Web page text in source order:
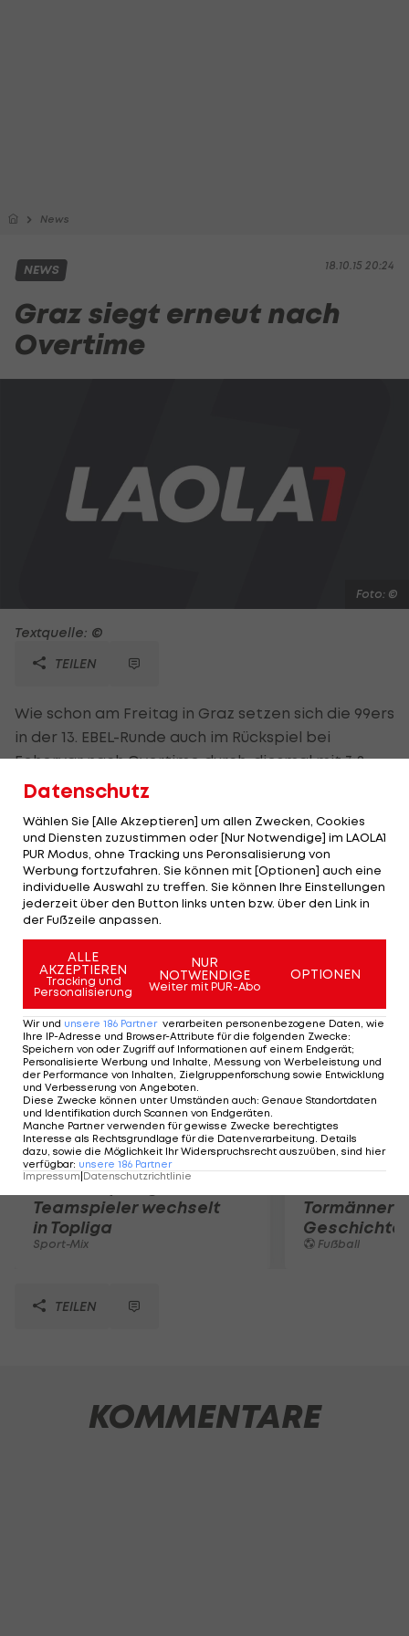
News
18.10.15 20:24
NEWS
Graz siegt erneut nach
Overtime
Foto: ©
Textquelle: ©
TEILEN
Wie schon am Freitag in Graz setzen sich die 99ers
in der 13. EBEL-Runde auch im Rückspiel bei
Fehervar nach Overtime durch, diesmal mit 3:2.
Brophey (61.) erzielt den Siegtreffer, im 2. Drittel
unterliegt bei Leader Znojmo 2:3 (0:0,1:1,1:1) n.P. Der
VSV lässt beim 4:1 (2:0,0:1,2:0) gegen Ljubljana nichts
anbrennen. Dornbirn setzt sich gegen die Capitals
mit 2:1 (0:0,1:1,1:0) durch. Caruso (46.) trifft zur
Entscheidung. RBS-HCI 5:3, HCB-KAC 5:4 OT.
Mehr zum Thema
Karrieresprung! ÖVV-
Teamspieler wechselt
in Topliga
Sport-Mix
Tormänner
Geschichte
Fußball
TEILEN
KOMMENTARE
Datenschutz
Wählen Sie [Alle Akzeptieren] um allen Zwecken, Cookies
und Diensten zuzustimmen oder [Nur Notwendige] im LAOLA1
PUR Modus, ohne Tracking uns Peronsalisierung von
Werbung fortzufahren. Sie können mit [Optionen] auch eine
individuelle Auswahl zu treffen. Sie können Ihre Einstellungen
jederzeit über den Button links unten bzw. über den Link in
der Fußzeile anpassen.
ALLE
AKZEPTIEREN
Tracking und
Personalisierung
NUR
NOTWENDIGE
Weiter mit PUR-Abo
OPTIONEN
Wir und unsere 186 Partner verarbeiten personenbezogene Daten, wie
Ihre IP-Adresse und Browser-Attribute für die folgenden Zwecke:
Speichern von oder Zugriff auf Informationen auf einem Endgerät;
Personalisierte Werbung und Inhalte, Messung von Werbeleistung und
der Performance von Inhalten, Zielgruppenforschung sowie Entwicklung
und Verbesserung von Angeboten.
Diese Zwecke können unter Umständen auch: Genaue Standortdaten
und Identifikation durch Scannen von Endgeräten.
Manche Partner verwenden für gewisse Zwecke berechtigtes
Interesse als Rechtsgrundlage für die Datenverarbeitung. Details
dazu, sowie die Möglichkeit Ihr Widerspruchsrecht auszuüben, sind hier
verfügbar: unsere 186 Partner
Impressum Datenschutzrichtlinie